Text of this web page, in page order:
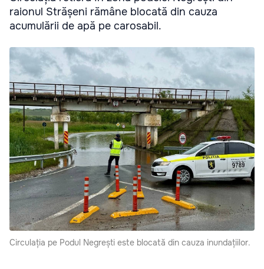
raionul Strășeni rămâne blocată din cauza
acumulării de apă pe carosabil.
Circulația pe Podul Negrești este blocată din cauza inundațiilor.